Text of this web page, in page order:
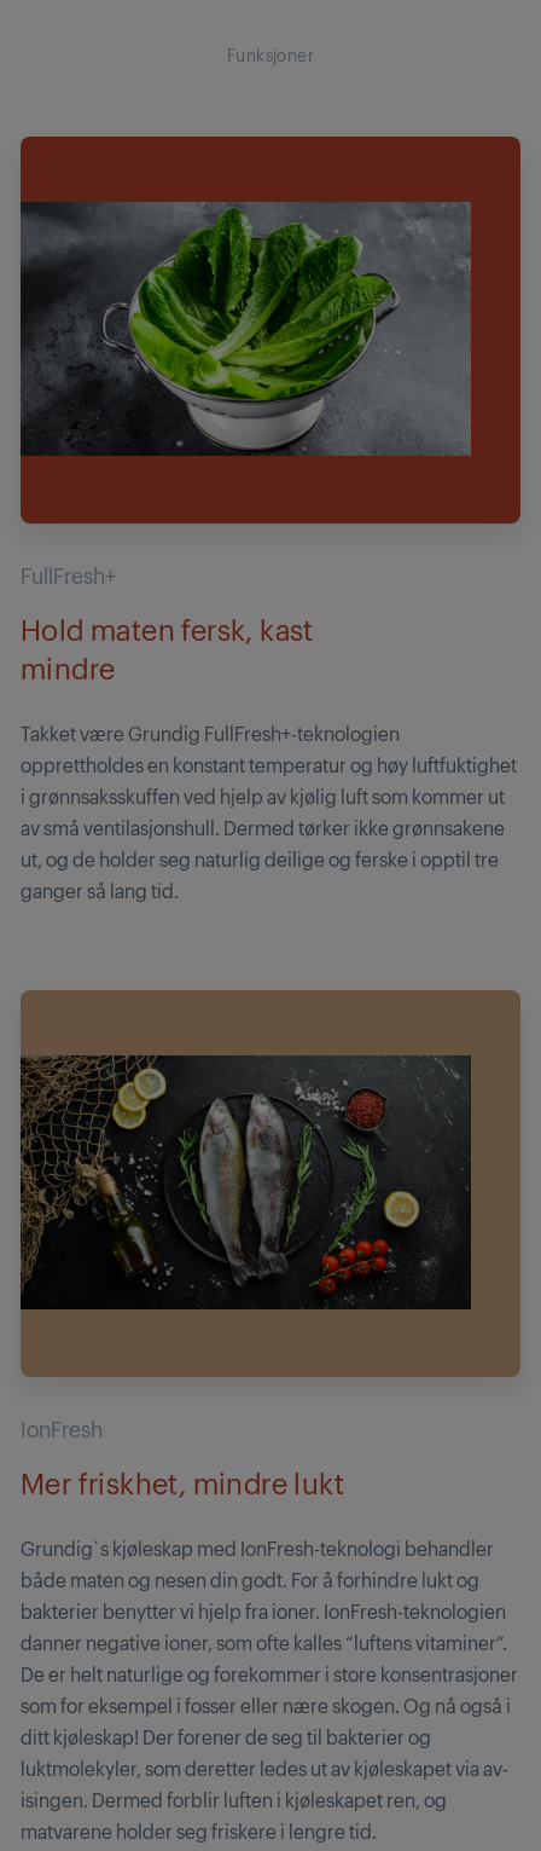
Funksjoner
FullFresh+
Hold maten fersk, kast
mindre
Takket være Grundig FullFresh+-teknologien
opprettholdes en konstant temperatur og høy luftfuktighet
i grønnsaksskuffen ved hjelp av kjølig luft som kommer ut
av små ventilasjonshull. Dermed tørker ikke grønnsakene
ut, og de holder seg naturlig deilige og ferske i opptil tre
ganger så lang tid.
IonFresh
Mer friskhet, mindre lukt
Grundig`s kjøleskap med IonFresh-teknologi behandler
både maten og nesen din godt. For å forhindre lukt og
bakterier benytter vi hjelp fra ioner. IonFresh-teknologien
danner negative ioner, som ofte kalles “luftens vitaminer”.
De er helt naturlige og forekommer i store konsentrasjoner
som for eksempel i fosser eller nære skogen. Og nå også i
ditt kjøleskap! Der forener de seg til bakterier og
luktmolekyler, som deretter ledes ut av kjøleskapet via av-
isingen. Dermed forblir luften i kjøleskapet ren, og
matvarene holder seg friskere i lengre tid.